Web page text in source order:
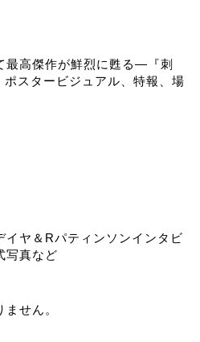
最高傑作が鮮烈に甦る―『刺
スタービジュアル、特報、場
イヤ＆Rパティンソンインタビ
写真など
せん。